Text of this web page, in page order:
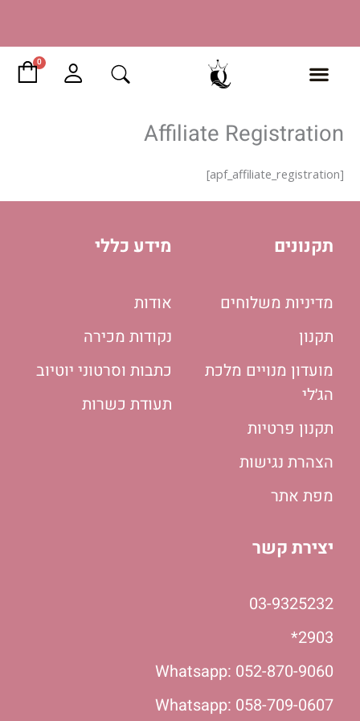
כותרת שקופית
0
Affiliate Registration
[apf_affiliate_registration]
תקנונים
מדיניות משלוחים
תקנון
מועדון מנויים מלכת
הג׳לי
תקנון פרטיות
הצהרת נגישות
מפת אתר
מידע כללי
אודות
נקודות מכירה
כתבות וסרטוני יוטיוב
תעודת כשרות
יצירת קשר
03-9325232
2903*
Whatsapp: 052-870-9060
Whatsapp: 058-709-0607